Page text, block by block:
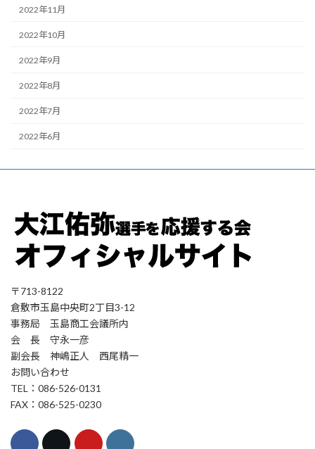
2022年11月
2022年10月
2022年9月
2022年8月
2022年7月
2022年6月
〒713-8122
倉敷市玉島中央町2丁目3-12
事務局 玉島商工会議所内
会 長 守永一彦
副会長 神嶋正人 西尾精一
お問い合わせ
TEL：086-526-0131
FAX：086-525-0230